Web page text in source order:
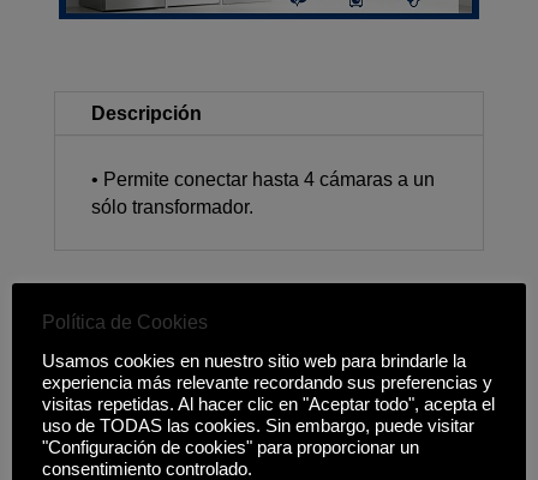
Descripción
• Permite conectar hasta 4 cámaras a un
sólo transformador.
Productos relacionados
Política de Cookies
Usamos cookies en nuestro sitio web para brindarle la
experiencia más relevante recordando sus preferencias y
visitas repetidas. Al hacer clic en "Aceptar todo", acepta el
uso de TODAS las cookies. Sin embargo, puede visitar
"Configuración de cookies" para proporcionar un
consentimiento controlado.